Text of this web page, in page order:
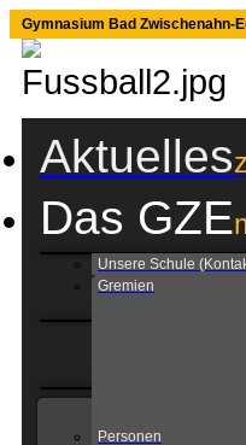
Gymnasium Bad Zwischenahn-
Aktuelles
Das GZE
Unsere Schule
Gremien
Personen